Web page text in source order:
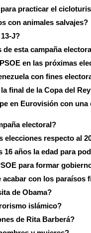
practicar el
con animales salvajes?
J?
esta campaña
en las próximas
con fines
final de la Copa del
en Eurovisión con una
electoral?
elecciones respecto al
16 años la edad para
para formar
con los paraísos
de Obama?
islámico?
de Rita Barberá?